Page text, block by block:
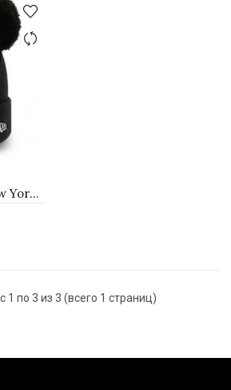
Шапка New Era New York Yankees 12134646
1 по 3 из 3 (всего 1 страниц)